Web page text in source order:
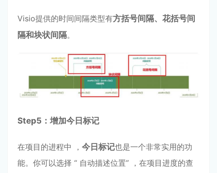
Visio提供的时间间隔类型有⽅括号间隔、花括号间
隔和块状间隔。
Step5：增加今⽇标记
在项⽬的进程中 ， 今⽇标记也是⼀个⾮常实⽤的功
能。你可以选择 “ ⾃动描述位置” ，在项⽬进度的查